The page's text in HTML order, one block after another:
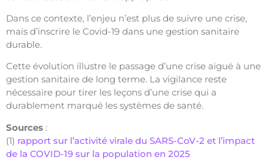
Dans ce contexte, l’enjeu n’est plus de suivre une crise,
mais d’inscrire le Covid-19 dans une gestion sanitaire
durable.
Cette évolution illustre le passage d’une crise aiguë à une
gestion sanitaire de long terme. La vigilance reste
nécessaire pour tirer les leçons d’une crise qui a
durablement marqué les systèmes de santé.
Sources :
(1) rapport sur l’activité virale du SARS-CoV-2 et l’impact
de la COVID-19 sur la population en 2025